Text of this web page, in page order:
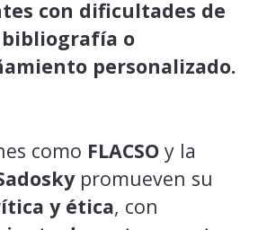
con dificultades de
bibliografía o
personalizado.
como FLACSO y la
promueven su
y ética, con